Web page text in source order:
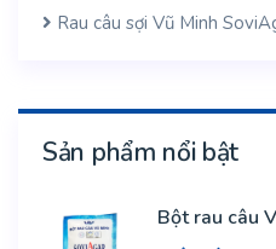
Rau câu sợi Vũ Minh
Sản phẩm nổi bật
Bột rau câu